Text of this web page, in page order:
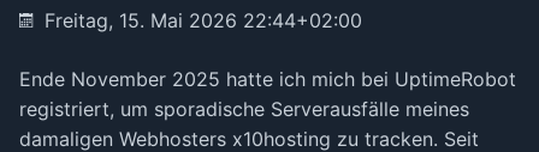
Freitag, 15. Mai 2026 22:44+02:00
Ende November 2025 hatte ich mich bei UptimeRobot
registriert, um sporadische Serverausfälle meines
damaligen Webhosters x10hosting zu tracken. Seit